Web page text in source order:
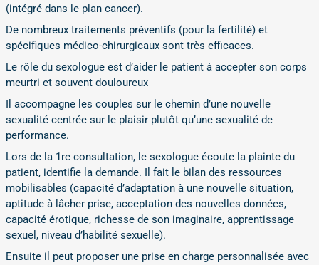
(intégré dans le plan cancer).
De nombreux traitements préventifs (pour la fertilité) et
spécifiques médico-chirurgicaux sont très efficaces.
Le rôle du sexologue est d’aider le patient à accepter son corps
meurtri et souvent douloureux
Il accompagne les couples sur le chemin d’une nouvelle
sexualité centrée sur le plaisir plutôt qu’une sexualité de
performance.
Lors de la 1re consultation, le sexologue écoute la plainte du
patient, identifie la demande. Il fait le bilan des ressources
mobilisables (capacité d’adaptation à une nouvelle situation,
aptitude à lâcher prise, acceptation des nouvelles données,
capacité érotique, richesse de son imaginaire, apprentissage
sexuel, niveau d’habilité sexuelle).
Ensuite il peut proposer une prise en charge personnalisée avec